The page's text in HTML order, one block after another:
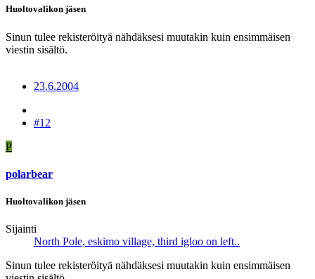
Huoltovalikon jäsen
Sinun tulee rekisteröityä nähdäksesi muutakin kuin ensimmäisen
viestin sisältö.
23.6.2004
#12
P
polarbear
Huoltovalikon jäsen
Sijainti
North Pole, eskimo village, third igloo on left..
Sinun tulee rekisteröityä nähdäksesi muutakin kuin ensimmäisen